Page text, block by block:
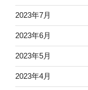
2023年7月
2023年6月
2023年5月
2023年4月